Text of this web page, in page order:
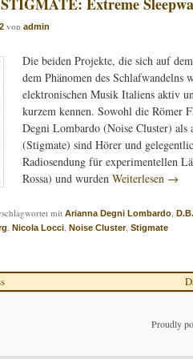
von admin
Die beiden Projekte, die sich auf
dem Phänomen des Schlafwandelns
elektronischen Musik Italiens aktiv
kurzem kennen. Sowohl die Römer
Degni Lombardo (Noise Cluster)
(Stigmate) sind Hörer und
Radiosendung für experimentellen
Rossa) und wurden Weiterlesen →
mit Arianna Degni Lombardo,
, Nicola Locci, Noise Cluster, Stigmate
Proudly